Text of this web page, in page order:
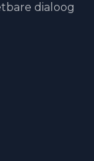
dialoog